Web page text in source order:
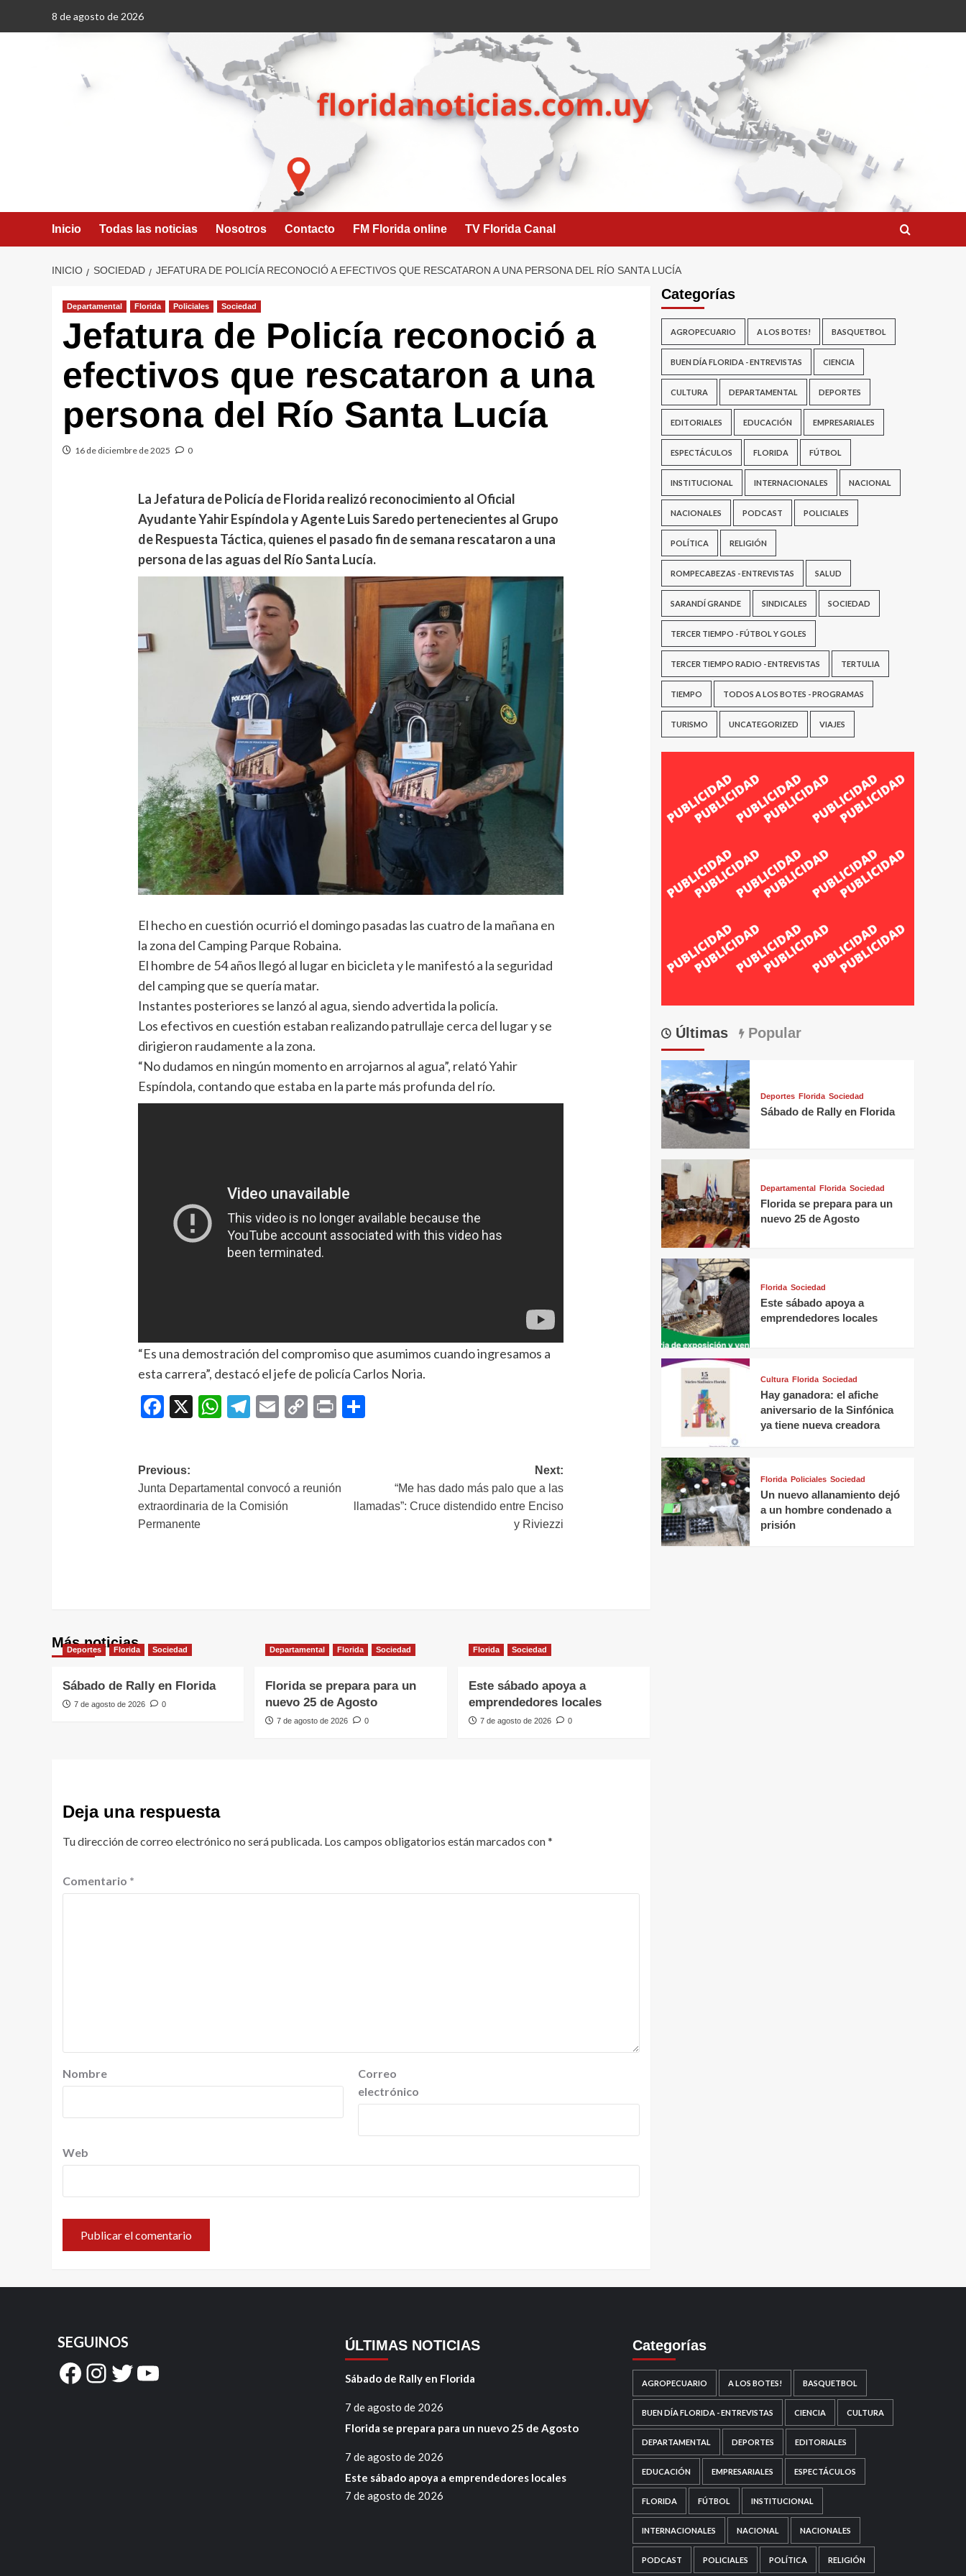
8 de agosto de 2026
Inicio Todas las noticias Nosotros Contacto FM Florida online TV Florida Canal
INICIO SOCIEDAD JEFATURA DE POLICÍA RECONOCIÓ A EFECTIVOS QUE RESCATARON A UNA PERSONA DEL RÍO SANTA LUCÍA
Departamental Florida Policiales Sociedad
Jefatura de Policía reconoció a
efectivos que rescataron a una
persona del Río Santa Lucía
16 de diciembre de 2025 0
La Jefatura de Policía de Florida realizó reconocimiento al Oficial
Ayudante Yahir Espíndola y Agente Luis Saredo pertenecientes al Grupo
de Respuesta Táctica, quienes el pasado fin de semana rescataron a una
persona de las aguas del Río Santa Lucía.
El hecho en cuestión ocurrió el domingo pasadas las cuatro de la mañana en
la zona del Camping Parque Robaina.
El hombre de 54 años llegó al lugar en bicicleta y le manifestó a la seguridad
del camping que se quería matar.
Instantes posteriores se lanzó al agua, siendo advertida la policía.
Los efectivos en cuestión estaban realizando patrullaje cerca del lugar y se
dirigieron raudamente a la zona.
“No dudamos en ningún momento en arrojarnos al agua”, relató Yahir
Espíndola, contando que estaba en la parte más profunda del río.
“Es una demostración del compromiso que asumimos cuando ingresamos a
esta carrera”, destacó el jefe de policía Carlos Noria.
Facebook
X WhatsApp
Telegram
EmailCopyPrint
Navegación
de
entradas
Previous:
Junta Departamental convocó a reunión
extraordinaria de la Comisión
Permanente
Next:
“Me has dado más palo que a las
llamadas”: Cruce distendido entre Enciso
y Riviezzi
Más noticias
Deportes Florida Sociedad
Sábado de Rally en Florida
7 de agosto de 2026 0
Departamental Florida Sociedad
Florida se prepara para un
nuevo 25 de Agosto
7 de agosto de 2026 0
Florida Sociedad
Este sábado apoya a
emprendedores locales
7 de agosto de 2026 0
Deja una respuesta
Tu dirección de correo electrónico no será publicada. Los campos obligatorios están marcados con*
Comentario *
Nombre
Correo
electrónico
Web
Categorías
AGROPECUARIO A LOS BOTES! BASQUETBOL
BUEN DÍA FLORIDA - ENTREVISTAS CIENCIA
CULTURA DEPARTAMENTAL DEPORTES
EDITORIALES EDUCACIÓN EMPRESARIALES
ESPECTÁCULOS FLORIDA FÚTBOL
INSTITUCIONAL INTERNACIONALES NACIONAL
NACIONALES PODCAST POLICIALES
POLÍTICA RELIGIÓN
ROMPECABEZAS - ENTREVISTAS SALUD
SARANDÍ GRANDE SINDICALES SOCIEDAD
TERCER TIEMPO - FÚTBOL Y GOLES
TERCER TIEMPO RADIO - ENTREVISTAS TERTULIA
TIEMPO TODOS A LOS BOTES - PROGRAMAS
TURISMO UNCATEGORIZED VIAJES
Últimas Popular
Deportes Florida Sociedad
Sábado de Rally en Florida
Departamental Florida Sociedad
Florida se prepara para un
nuevo 25 de Agosto
Florida Sociedad
Este sábado apoya a
emprendedores locales
Cultura Florida Sociedad
Hay ganadora: el afiche
aniversario de la Sinfónica
ya tiene nueva creadora
Florida Policiales Sociedad
Un nuevo allanamiento dejó
a un hombre condenado a
prisión
SEGUINOS
Facebook
Instagram
Twitter
YouTube
ÚLTIMAS NOTICIAS
Sábado de Rally en Florida
7 de agosto de 2026
Florida se prepara para un nuevo 25 de Agosto
7 de agosto de 2026
Este sábado apoya a emprendedores locales
7 de agosto de 2026
Categorías
AGROPECUARIO A LOS BOTES! BASQUETBOL
BUEN DÍA FLORIDA - ENTREVISTAS CIENCIA CULTURA
DEPARTAMENTAL DEPORTES EDITORIALES
EDUCACIÓN EMPRESARIALES ESPECTÁCULOS
FLORIDA FÚTBOL INSTITUCIONAL
INTERNACIONALES NACIONAL NACIONALES
PODCAST POLICIALES POLÍTICA RELIGIÓN